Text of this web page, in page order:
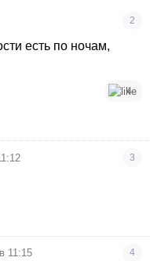
2
есть по ночам,
4
3
11:15 4